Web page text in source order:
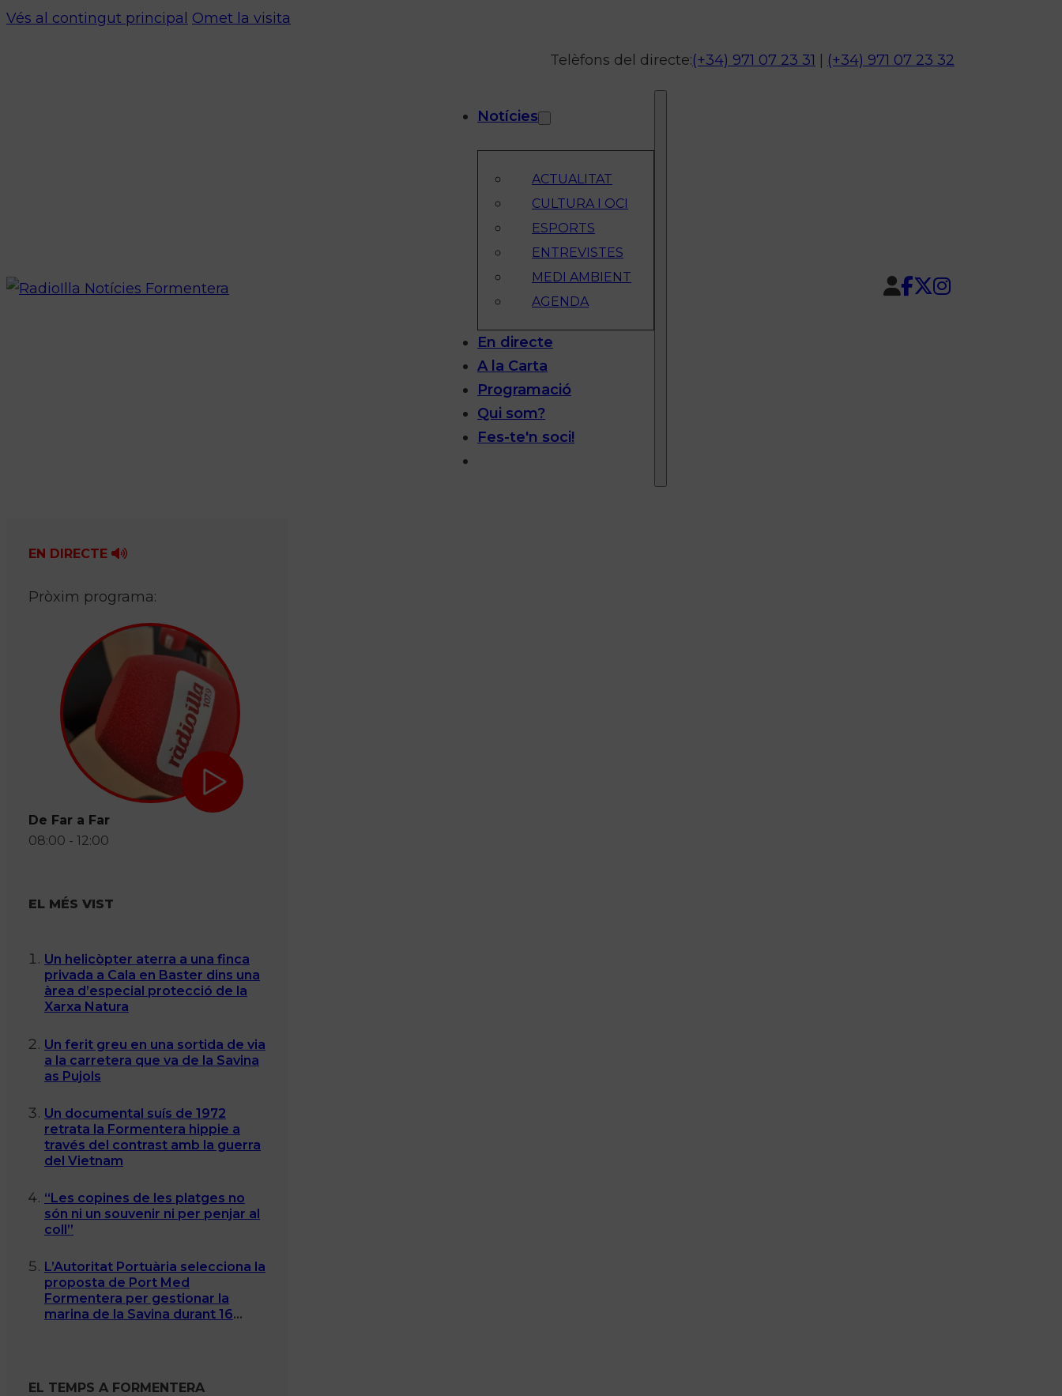
Vés al contingut principal Omet la visita
Telèfons del directe:(+34) 971 07 23 31 (+34) 971 07 23 32
Notícies
ACTUALITAT
CULTURA I OCI
ESPORTS
ENTREVISTES
MEDI AMBIENT
AGENDA
En directe
A la Carta
Programació
Qui som?
Fes-te'n soci!
EN DIRECTE
Pròxim programa:
De Far a Far
08:00 - 12:00
EL MÉS VIST
Un helicòpter aterra a una finca
privada a Cala en Baster dins una
àrea d’especial protecció de la
Xarxa Natura
Un ferit greu en una sortida de via
a la carretera que va de la Savina
as Pujols
Un documental suís de 1972
retrata la Formentera hippie a
través del contrast amb la guerra
del Vietnam
“Les copines de les platges no
són ni un souvenir ni per penjar al
coll”
L’Autoritat Portuària selecciona la
proposta de Port Med
Formentera per gestionar la
marina de la Savina durant 16
EL TEMPS A FORMENTERA